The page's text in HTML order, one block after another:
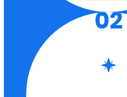
02